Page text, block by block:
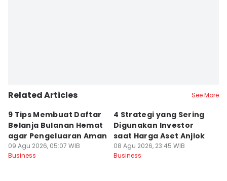
Related Articles See More
9 Tips Membuat Daftar
Belanja Bulanan Hemat
agar Pengeluaran Aman
09 Agu 2026, 05:07 WIB
Business
4 Strategi yang Sering
Digunakan Investor
saat Harga Aset Anjlok
08 Agu 2026, 23:45 WIB
Business